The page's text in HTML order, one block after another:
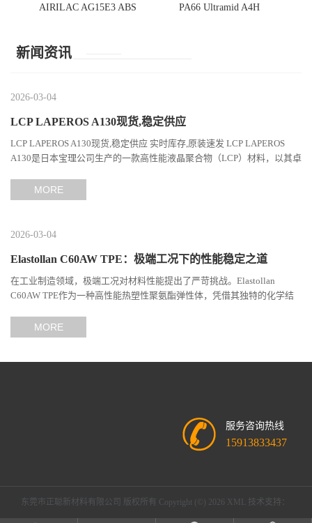
AIRILAC AG15E3 ABS PA66 Ultramid A4H
新闻资讯
2026-03-04
LCP LAPEROS A130现货,稳定供应
LCP LAPEROS A130现货,稳定供应 实时库存,原装速发 LCP LAPEROS
A130是日本宝理公司生产的一款高性能液晶聚合物（LCP）材料，以其卓
MORE
2026-03-04
Elastollan C60AW TPE：极端工况下的性能稳定之道
在工业制造领域，极端工况对材料性能提出了严苛挑战。Elastollan
C60AW TPE作为一种高性能热塑性聚氨酯弹性体，凭借其独特的化学结
MORE
服务咨询热线
15913833437
东莞市正聪新材料有限公司 版权所有 Copyright (©) 2026 XML 技术支持：